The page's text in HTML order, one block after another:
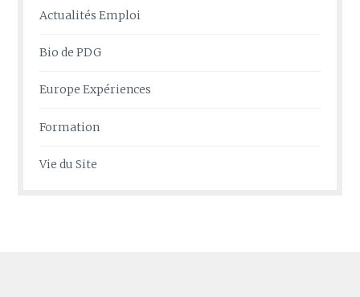
Actualités Emploi
Bio de PDG
Europe Expériences
Formation
Vie du Site